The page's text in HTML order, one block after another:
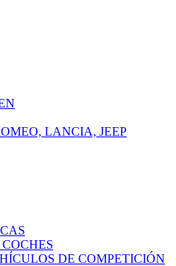
LANCIA, JEEP
DE COMPETICIÓN